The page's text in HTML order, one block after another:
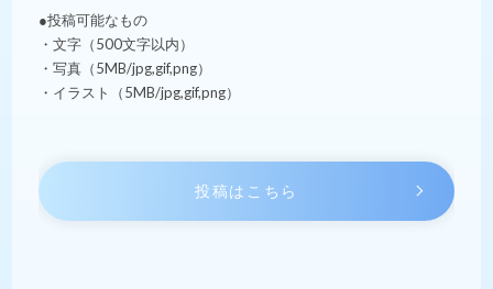
●投稿可能なもの
・文字（500文字以内）
・写真（5MB/jpg,gif,png）
・イラスト（5MB/jpg,gif,png）
投稿はこちら